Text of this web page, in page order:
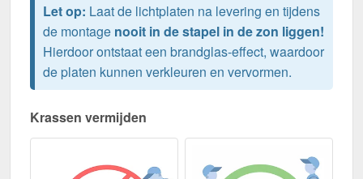
Let op: Laat de lichtplaten na levering en tijdens
de montage nooit in de stapel in de zon liggen!
Hierdoor ontstaat een brandglas-effect, waardoor
de platen kunnen verkleuren en vervormen.
Krassen vermijden